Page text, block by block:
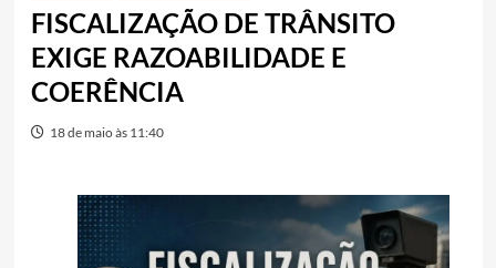
FISCALIZAÇÃO DE TRÂNSITO
EXIGE RAZOABILIDADE E
COERÊNCIA
18 de maio às 11:40